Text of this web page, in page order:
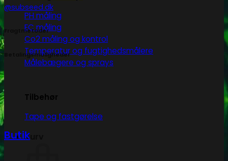
PH måling
EC måling
Co2 måling og kontrol
Temperatur og fugtighedsmålere
Målebægere og sprays
Tilbehør
Tape og fastgørelse
Kurv
@subseed.dk
Fragtmetoder
Betalingsmuligheder
Butik